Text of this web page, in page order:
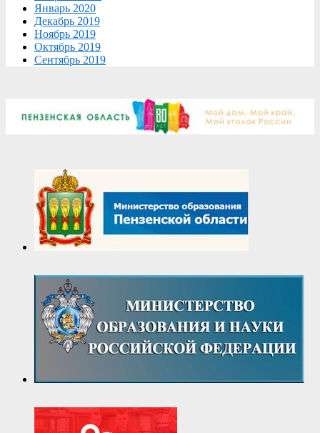
Январь 2020
Декабрь 2019
Ноябрь 2019
Октябрь 2019
Сентябрь 2019